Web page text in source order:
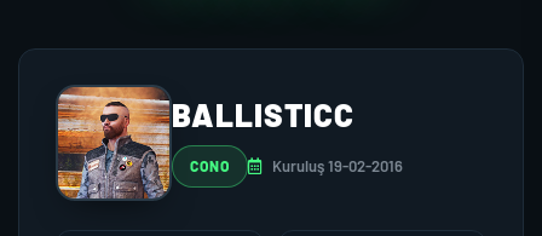
BALLISTICC
CONO Kuruluş 19-02-2016